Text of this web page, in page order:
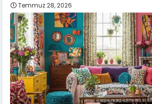
Temmuz 28, 2026